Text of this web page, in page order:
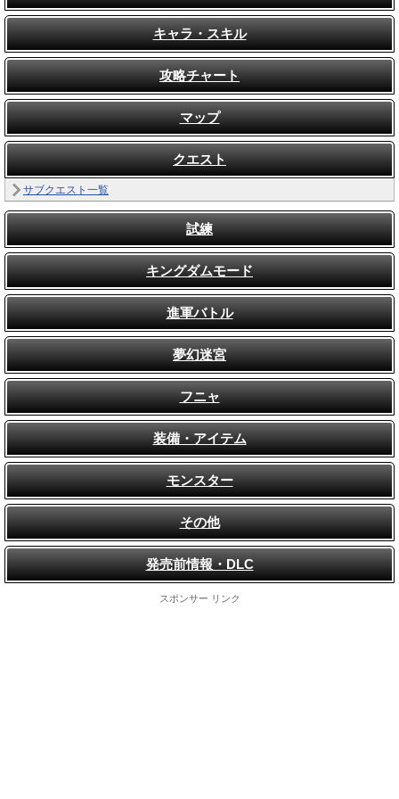
キャラ・スキル
攻略チャート
マップ
クエスト
サブクエスト一覧
試練
キングダムモード
進軍バトル
夢幻迷宮
フニャ
装備・アイテム
モンスター
その他
発売前情報・DLC
スポンサー リンク